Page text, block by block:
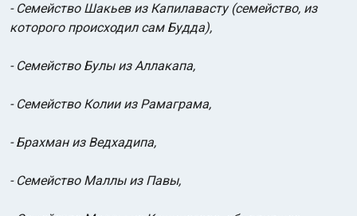
- Семейство Шакьев из Капилавасту (семейство, из
которого происходил сам Будда),
- Семейство Булы из Аллакапа,
- Семейство Колии из Рамаграма,
- Брахман из Ведхадипа,
- Семейство Маллы из Павы,